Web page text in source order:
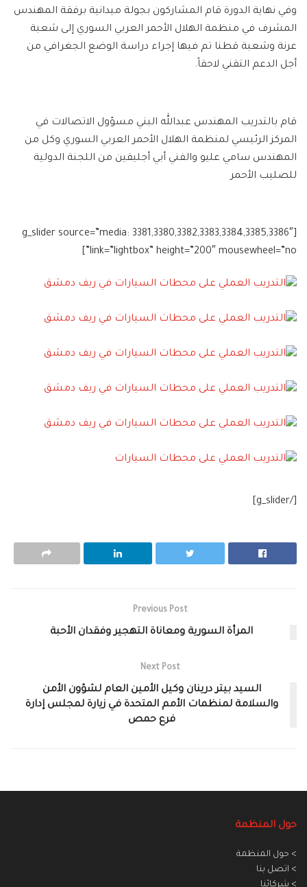
وفي نهاية الدورة قام المشاركون بجولة ميدانية برفقة المهندس
المشرف في منظمة الهلال الأحمر العربي السوري إلى شعبة
عرنة وشعبة قطنا تم فيها إجراء دراسة الوضع الجغرافي من
أجل الدعم التقني لاحقاً.
قام بالتدريب المهندس عبدالله البني مسؤول الاتصالات في
المركز الرئيسي لمنظمة الهلال الأحمر العربي السوري وكل من
المهندس سامي عليو والفني أبي أجليقين من اللجنة الدولية
للصليب الأحمر
[g_slider source=”media: 3381,3380,3382,3383,3384,3385,3386″
link=”lightbox” height=”200″ mousewheel=”no”]
[/g_slider]
Previous Post
المرأة السورية ومعاناة التهجير وفقدان الأحبة
Next Post
السيد بيتر درينان وكيل الأمين العام لشؤون الأمن
والسلامة لمنظمات الأمم المتحدة في زيارة لمجلس إدارة
فرع حمص
حول المنظمة
> حول المنظمة
> اتصل بنا